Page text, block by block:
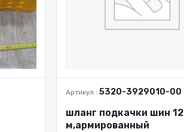
Артикул :5320-3929010-00
шланг подкачки шин 12
м,армированный